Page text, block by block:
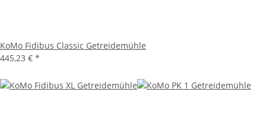
KoMo Fidibus Classic Getreidemühle
445,23 € *